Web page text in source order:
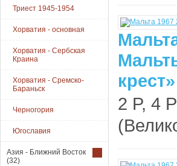
Триест 1945-1954
Хорватия - основная
Хорватия - Сербская
Краина
Хорватия - Сремско-
Бараньск
Черногория
Югославия
Азия - Ближний Восток
(32)
2 P, 4